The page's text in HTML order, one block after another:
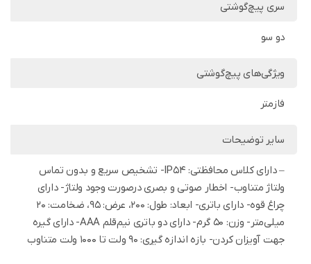
سری پیچ‌گوشتی
دو سو
ویژگی‌های پیچ‌گوشتی
فازمتر
سایر توضیحات
– دارای کلاس محافظتی: IP54- تشخیص سریع و بدون تماس
ولتاژ متناوب- اخطار صوتی و بصری درصورت وجود ولتاژ- دارای
چراغ قوه- دارای باتری- ابعاد: طول: 200، عرض: 95، ضخامت: 20
میلی‌متر- وزن: 50 گرم- دارای دو باتری نیم‌قلم AAA- دارای گیره
جهت آویزان کردن- بازه اندازه گیری: 90 ولت تا 1000 ولت متناوب